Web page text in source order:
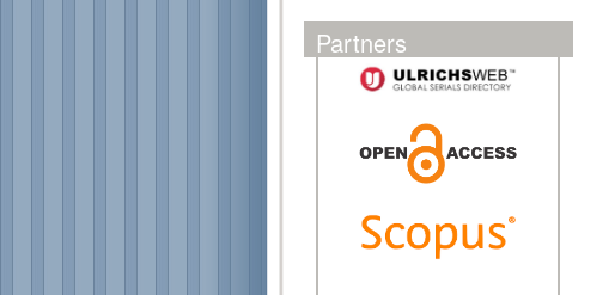
Partners